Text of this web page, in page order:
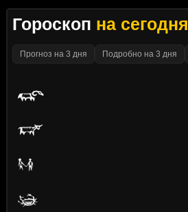
Гороскоп на сегодня
Прогноз на 3 дня Подробно на 3 дня